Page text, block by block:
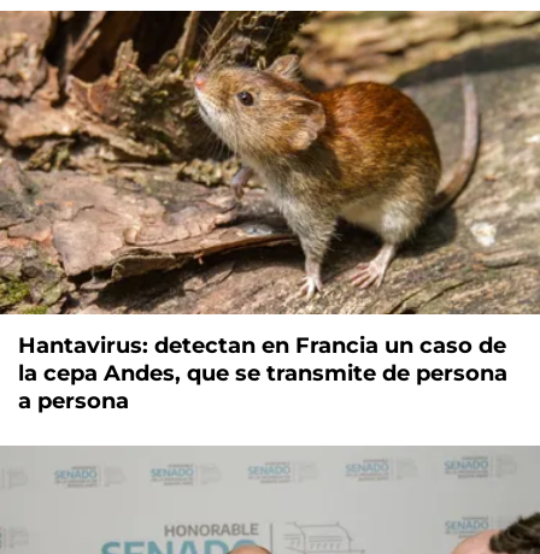
Hantavirus: detectan en Francia un caso de
la cepa Andes, que se transmite de persona
a persona